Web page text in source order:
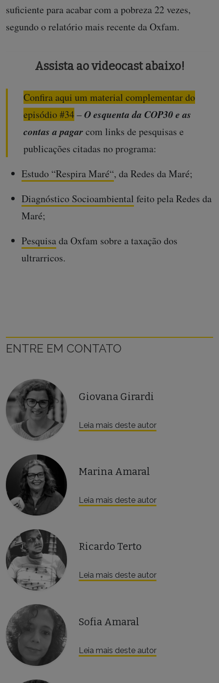
suficiente para acabar com a pobreza 22 vezes,
segundo o relatório mais recente da Oxfam.
Assista ao videocast abaixo!
Confira aqui um material complementar do
episódio #34–O esquenta da COP30 e as
contas a pagarcom links de pesquisas e
publicações citadas no programa:
Estudo “Respira Maré“, da Redes da Maré;
Diagnóstico Socioambiental feito pela Redes da
Maré;
Pesquisada Oxfam sobre a taxação dos
ultrarricos.
ENTRE EM CONTATO
Giovana Girardi
Leia mais deste autor
Marina Amaral
Leia mais deste autor
Ricardo Terto
Leia mais deste autor
Sofia Amaral
Leia mais deste autor